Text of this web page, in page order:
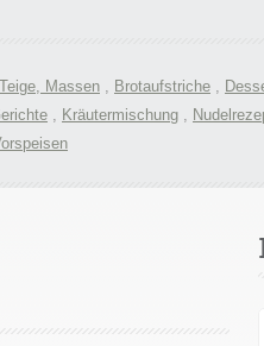
Massen , Brotaufstriche ,
, Kräutermischung ,